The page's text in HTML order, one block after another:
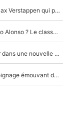
F1 - Une légende de McLaren refuse le transfert de Max Verstappen qui pourrait «faire des vagues» et plomber l'ambiance dans l'équipe
Max Verstappen, Lewis Hamilton… et bientôt Fernando Alonso ? Le classement des pilotes les mieux payés en Formule 1 risque de changer !
F1 - Alpine signe un accord «impensable» et va entrer dans une nouvelle dimension : Grande nouvelle pour Pierre Gasly !
F1 : « Je lui ai fait un câlin, puis j’ai dû partir...», le témoignage émouvant de Max Verstappen sur sa fille